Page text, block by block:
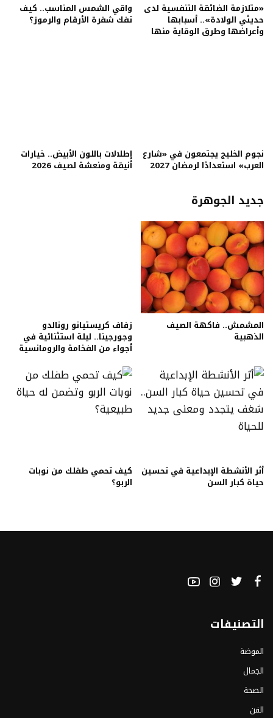
«متلازمة الضائقة التنفسية لدى
حديثي الولادة».. أسبابها
وأعراضها وطرق الوقاية منها
واقي الشمس المناسب.. كيف
تفك شفرة الأرقام والرموز؟
نجوم الخليج يجتمعون في «شارع
العرب» استعدادًا لرمضان 2027
إطلالات باللون الأبيض.. خيارات
أنيقة ومنعشة لصيف 2026
جديد الجوهرة
المشمش.. فاكهة الصيف
الذهبية
زفاف كريستيانو رونالدو
وجورجينا.. ليلة استثنائية في
أجواء من الفخامة والرومانسية
أثر الأنشطة الإبداعية في تحسين
حياة كبار السن
كيف تحمي طفلك من نوبات
الربو؟
التصنيفات
الموضة
الجمال
الصحة
الفن